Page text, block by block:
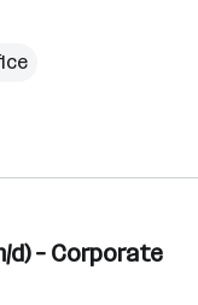
d) – Corporate